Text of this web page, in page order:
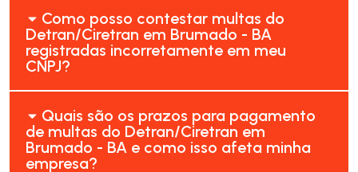
Como posso contestar multas do
Detran/Ciretran em Brumado - BA
registradas incorretamente em meu
CNPJ?
Quais são os prazos para pagamento
de multas do Detran/Ciretran em
Brumado - BA e como isso afeta minha
empresa?